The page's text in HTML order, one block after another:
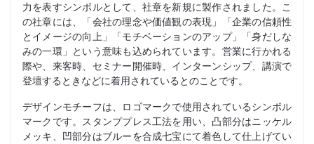
力を表すシンボルとして、社章を新規に製作されました。こ
の社章には、「会社の理念や価値観の表現」「企業の信頼性
とイメージの向上」「モチベーションのアップ」「身だしな
みの一環」という意味も込められています。営業に行かれる
際や、来客時、セミナー開催時、インターンシップ、講演で
登壇するときなどに着用されているとのことです。
デザインモチーフは、ロゴマークで使用されているシンボル
マークです。スタンププレス工法を用い、凸部分はニッケル
メッキ、凹部分はブルーを合成七宝にて着色して仕上げてい